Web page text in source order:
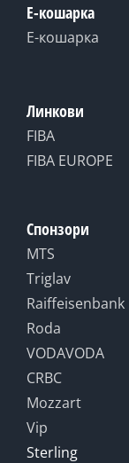
Е-кошарка
Е-кошарка
Линкови
FIBA
FIBA EUROPE
Спонзори
MTS
Triglav
Raiffeisenbank
Roda
VODAVODA
CRBC
Mozzart
Vip
Sterling